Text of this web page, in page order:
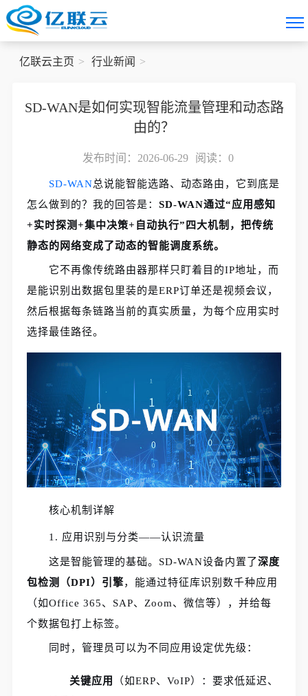
亿联云主页 行业新闻
SD-WAN是如何实现智能流量管理和动态路
由的？
发布时间：2026-06-29 阅读： 0
SD-WAN总说能智能选路、动态路由，它到底是
怎么做到的？我的回答是：SD-WAN通过“应用感知
+实时探测+集中决策+自动执行”四大机制，把传统
静态的网络变成了动态的智能调度系统。
它不再像传统路由器那样只盯着目的IP地址，而
是能识别出数据包里装的是ERP订单还是视频会议，
然后根据每条链路当前的真实质量，为每个应用实时
选择最佳路径。
核心机制详解
1. 应用识别与分类——认识流量
这是智能管理的基础。SD-WAN设备内置了深度
包检测（DPI）引擎，能通过特征库识别数千种应用
（如Office 365、SAP、Zoom、微信等），并给每
个数据包打上标签。
同时，管理员可以为不同应用设定优先级：
关键应用
（如ERP、VoIP）：要求低延迟、